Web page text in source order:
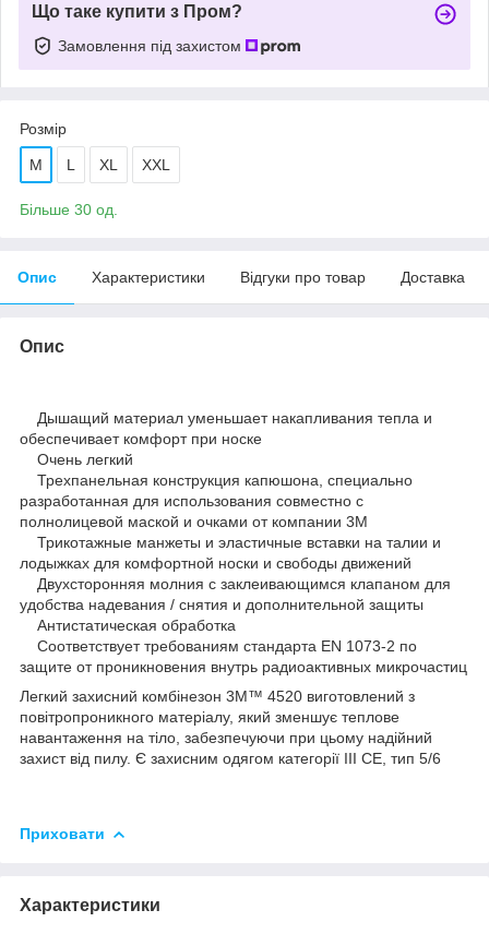
Що таке купити з Пром?
Замовлення під захистом
Розмір
M L XL XXL
Більше 30 од.
Опис Характеристики Відгуки про товар Доставка
Опис
Дышащий материал уменьшает накапливания тепла и
обеспечивает комфорт при носке
Очень легкий
Трехпанельная конструкция капюшона, специально
разработанная для использования совместно с
полнолицевой маской и очками от компании 3М
Трикотажные манжеты и эластичные вставки на талии и
лодыжках для комфортной носки и свободы движений
Двухсторонняя молния с заклеивающимся клапаном для
удобства надевания / снятия и дополнительной защиты
Антистатическая обработка
Соответствует требованиям стандарта EN 1073-2 по
защите от проникновения внутрь радиоактивных микрочастиц
Легкий захисний комбінезон 3M™ 4520 виготовлений з
повітропроникного матеріалу, який зменшує теплове
навантаження на тіло, забезпечуючи при цьому надійний
захист від пилу. Є захисним одягом категорії III СЕ, тип 5/6
Приховати
Характеристики